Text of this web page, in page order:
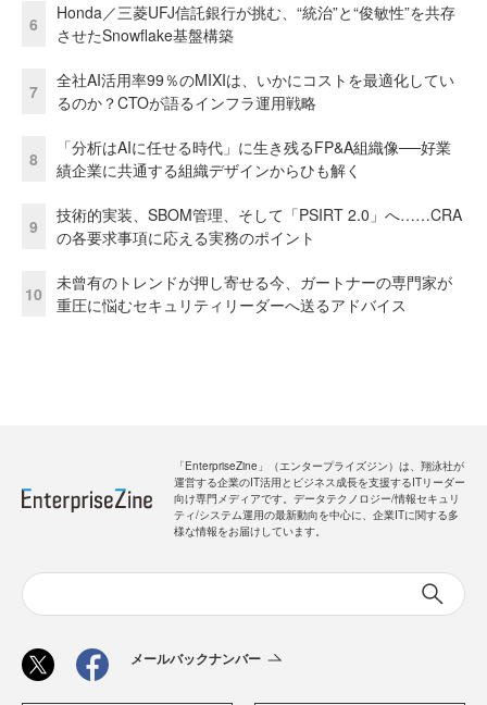
6
Honda／三菱UFJ信託銀行が挑む、“統治”と“俊敏性”を共存
させたSnowflake基盤構築
7
全社AI活用率99％のMIXIは、いかにコストを最適化してい
るのか？CTOが語るインフラ運用戦略
8
「分析はAIに任せる時代」に生き残るFP&A組織像──好業
績企業に共通する組織デザインからひも解く
9
技術的実装、SBOM管理、そして「PSIRT 2.0」へ……CRA
の各要求事項に応える実務のポイント
10
未曾有のトレンドが押し寄せる今、ガートナーの専門家が
重圧に悩むセキュリティリーダーへ送るアドバイス
「EnterpriseZine」（エンタープライズジン）は、翔泳社が
運営する企業のIT活用とビジネス成長を支援するITリーダー
向け専門メディアです。データテクノロジー/情報セキュリ
ティ/システム運用の最新動向を中心に、企業ITに関する多
様な情報をお届けしています。
メールバックナンバー